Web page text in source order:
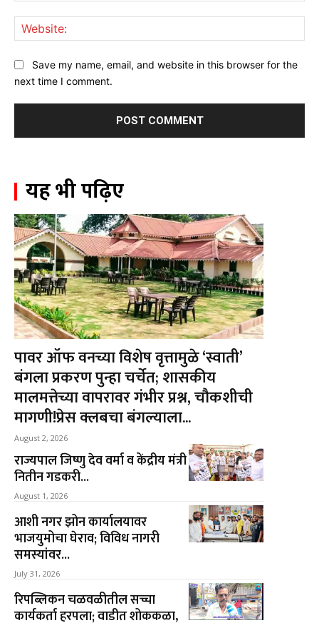
Save my name, email, and website in this browser for the
next time I comment.
यह भी पढ़िए
पावर ऑफ वनच्या विशेष वृत्तामुळे ‘स्वाती’
बंगला प्रकरण पुन्हा चर्चेत; शासकीय
मालमत्तेच्या वापरावर गंभीर प्रश्न, चौकशीची
मागणी!प्रेस क्लबचा बंगल्याला...
August 2, 2026
राज्यपाल जिष्णु देव वर्मा व केंद्रीय मंत्री
नितीन गडकरी...
August 1, 2026
आशी नगर झोन कार्यालयावर
भाजयुमोचा घेराव; विविध नागरी
समस्यांवर...
July 31, 2026
रिपब्लिकन चळवळीतील सच्चा
कार्यकर्ता हरपला; वाडीत शोककळा,